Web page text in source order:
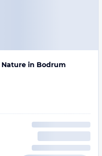
Nature in Bodrum